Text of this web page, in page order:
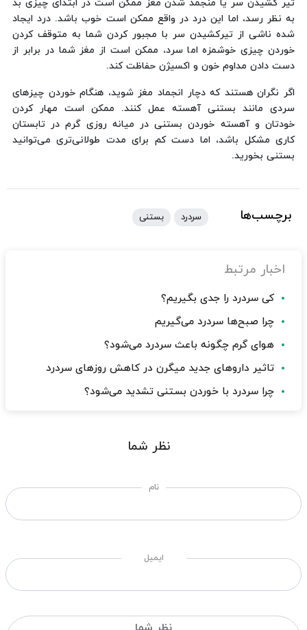
تیر کشیدن سر یا منجمد شدن مغز ممکن است در ابتدای چیزی بد
به نظر رسد، اما این درد در واقع ممکن است خوب باشد. درد ایجاد
شده ناشی از تیرکشیدن سر با مجبور کردن شما به متوقف کردن
خوردن چیزی خوشمزه اما سرد، ممکن است از مغز شما در برابر از
دست دادن مداوم خون و اکسیژن حفاظت کند.
اگر نگران هستند که دچار انجماد مغز شوید، هنگام خوردن چیزهای
سردی مانند بستنی آهسته عمل کنند. ممکن است مهار کردن
خودتان و آهسته خوردن بستنی در میانه روزی گرم در تابستان
کاری مشکل باشد، اما دست کم برای مدت طولانی‌تری می‌توانید
بستنی بخورید.
برچسب‌ها سردرد بستنی
اخبار مرتبط
کی سردرد را جدی بگیریم؟
چرا صبح‌ها سردرد می‌گیریم
هوای گرم چگونه باعث سردرد می‌شود؟
تاثیر داروهای جدید میگرن در کاهش روزهای سردرد
چرا سردرد با خوردن بستنی تشدید می‌شود؟
نظر شما
نام
ایمیل